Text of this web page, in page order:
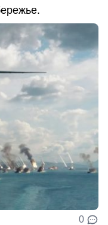
0